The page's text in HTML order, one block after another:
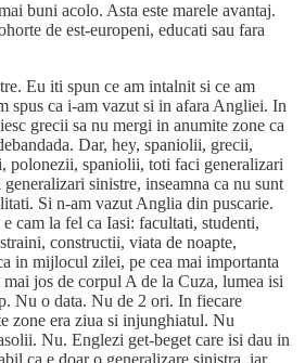
buni acolo. Asta este marele avantaj.
de est-europeni, educati sau fara
Eu iti spun ce am intalnit si ce am
spus ca i-am vazut si in afara Angliei. In
grecii sa nu mergi in anumite zone ca
Dar, hey, spaniolii, grecii,
polonezii, spaniolii, toti faci generalizari
sinistre, inseamna ca nu sunt
Si n-am vazut Anglia din puscarie.
cam la fel ca Iasi: facultati, studenti,
constructii, viata de noapte,
in mijlocul zilei, pe cea mai importanta
jos de corpul A de la Cuza, lumea isi
Nu o data. Nu de 2 ori. In fiecare
zone era ziua si injunghiatul. Nu
Nu. Englezi get-beget care isi dau in
ca e doar o generalizare sinistra, iar